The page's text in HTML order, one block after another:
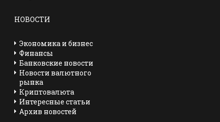
НОВОСТИ
Экономика и бизнес
Финансы
Банковские новости
Новости валютного
рынка
Криптовалюта
Интересные статьи
Архив новостей